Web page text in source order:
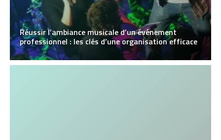
Réussir l’ambiance musicale d’un événement
professionnel : les clés d’une organisation efficace